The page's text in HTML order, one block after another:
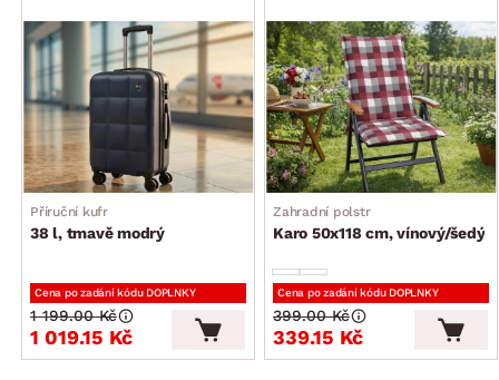
Příruční kufr
38 l, tmavě modrý
Cena po zadání kódu DOPLNKY
1 019.15 Kč
1 199.00 Kč
Zahradní polstr
Karo 50x118 cm, vínový/šedý
Cena po zadání kódu DOPLNKY
339.15 Kč
399.00 Kč